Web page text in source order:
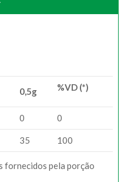
0,5g %VD (*)
0 0
35 100
fornecidos pela porção